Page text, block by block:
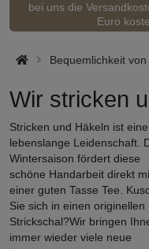
bei uns die
Euro
Bequemlichkeit
Wir stricken
Stricken und Häkeln ist eine
lebenslange Leidenschaft.
Wintersaison fördert diese
schöne Handarbeit direkt
einer guten Tasse Tee.
Sie sich in einen originellen
Strickschal?Wir bringen
immer wieder viele neue